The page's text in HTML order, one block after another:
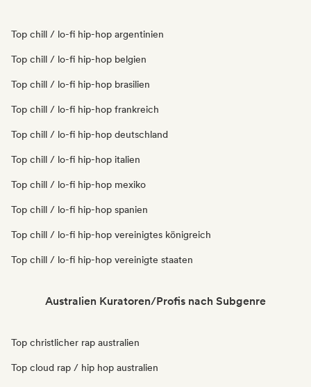
Top chill / lo-fi hip-hop argentinien
Top chill / lo-fi hip-hop belgien
Top chill / lo-fi hip-hop brasilien
Top chill / lo-fi hip-hop frankreich
Top chill / lo-fi hip-hop deutschland
Top chill / lo-fi hip-hop italien
Top chill / lo-fi hip-hop mexiko
Top chill / lo-fi hip-hop spanien
Top chill / lo-fi hip-hop vereinigtes königreich
Top chill / lo-fi hip-hop vereinigte staaten
Australien Kuratoren/Profis nach Subgenre
Top christlicher rap australien
Top cloud rap / hip hop australien